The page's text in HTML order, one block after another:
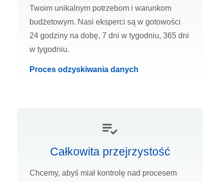
Twoim unikalnym potrzebom i warunkom
budżetowym. Nasi eksperci są w gotowości
24 godziny na dobę, 7 dni w tygodniu, 365 dni
w tygodniu.
Proces odzyskiwania danych
Całkowita przejrzystość
Chcemy, abyś miał kontrolę nad procesem